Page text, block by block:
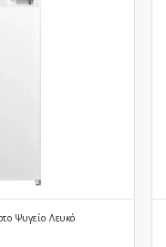
Ψυγείο Λευκό